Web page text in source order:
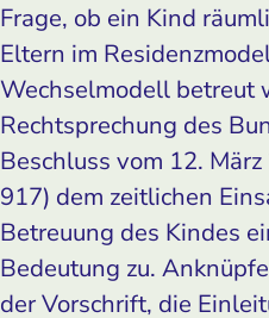
Frage, ob ein Kind
Eltern im
Wechselmodell betreut
Rechtsprechung des
Beschluss vom 12.
917) dem zeitlichen
Betreuung des Kindes
Bedeutung zu.
der Vorschrift, die